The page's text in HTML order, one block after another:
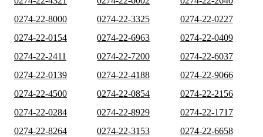
0274-22-8000
0274-22-3325
0274-22-0227
0274-22-0154
0274-22-6963
0274-22-0409
0274-22-2411
0274-22-7200
0274-22-6037
0274-22-0139
0274-22-4188
0274-22-9066
0274-22-4500
0274-22-0854
0274-22-2156
0274-22-0284
0274-22-8929
0274-22-1717
0274-22-8264
0274-22-3153
0274-22-6658